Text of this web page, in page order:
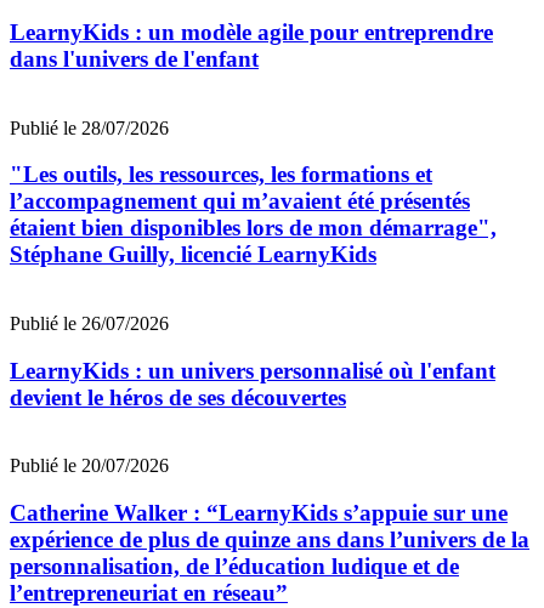
LearnyKids : un modèle agile pour entreprendre
dans l'univers de l'enfant
Publié le 28/07/2026
"Les outils, les ressources, les formations et
l’accompagnement qui m’avaient été présentés
étaient bien disponibles lors de mon démarrage",
Stéphane Guilly, licencié LearnyKids
Publié le 26/07/2026
LearnyKids : un univers personnalisé où l'enfant
devient le héros de ses découvertes
Publié le 20/07/2026
Catherine Walker : “LearnyKids s’appuie sur une
expérience de plus de quinze ans dans l’univers de la
personnalisation, de l’éducation ludique et de
l’entrepreneuriat en réseau”